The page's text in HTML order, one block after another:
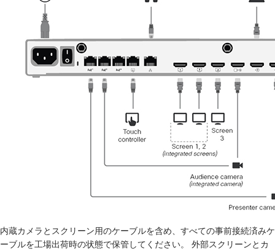
内蔵カメラとスクリーン用のケーブルを含め、すべての事前接続済みケ
ーブルを工場出荷時の状態で保管してください。 外部スクリーンとカ